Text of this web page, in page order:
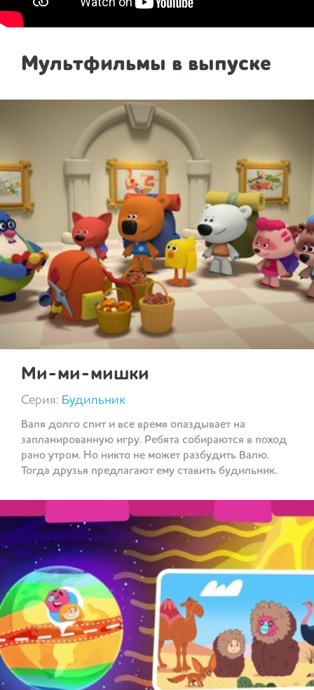
Мультфильмы в выпуске
Ми-ми-мишки
Серия: Будильник
Валя долго спит и все время опаздывает на
запланированную игру. Ребята собираются в поход
рано утром. Но никто не может разбудить Валю.
Тогда друзья предлагают ему ставить будильник.